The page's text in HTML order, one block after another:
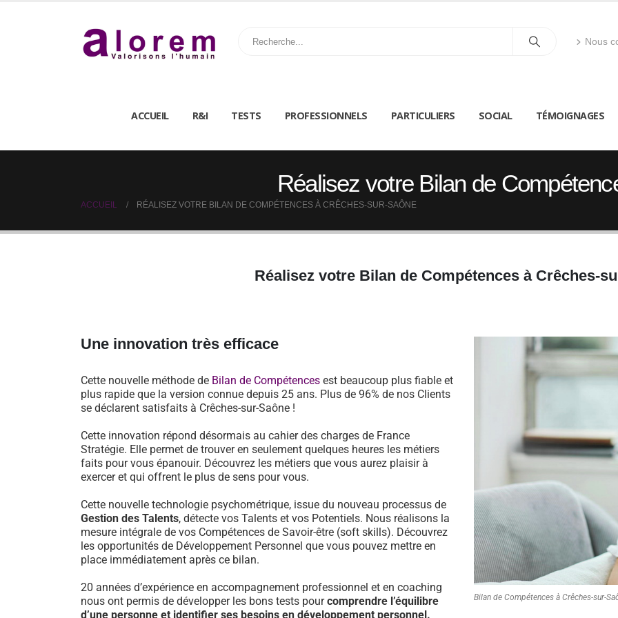
Nous
ACCUEIL R&I TESTS PROFESSIONNELS PARTICULIERS SOCIAL TÉMOIGNAGES
Réalisez votre Bilan de
ACCUEIL RÉALISEZ VOTRE BILAN DE COMPÉTENCES À CRÊCHES-SUR-SAÔNE
Réalisez votre Bilan de Compétences à Crêches-
Une innovation très efficace
Cette nouvelle méthode de Bilan de Compétences est beaucoup plus fiable et
plus rapide que la version connue depuis 25 ans. Plus de 96% de nos Clients
se déclarent satisfaits à Crêches-sur-Saône !
Cette innovation répond désormais au cahier des charges de France
Stratégie. Elle permet de trouver en seulement quelques heures les métiers
faits pour vous épanouir. Découvrez les métiers que vous aurez plaisir à
exercer et qui offrent le plus de sens pour vous.
Cette nouvelle technologie psychométrique, issue du nouveau processus de
Gestion des Talents, détecte vos Talents et vos Potentiels. Nous réalisons la
mesure intégrale de vos Compétences de Savoir-être (soft skills). Découvrez
les opportunités de Développement Personnel que vous pouvez mettre en
place immédiatement après ce bilan.
20 années d’expérience en accompagnement professionnel et en coaching
nous ont permis de développer les bons tests pourcomprendre l’équilibre
d’une personne et identifier ses besoins en développement personnel.
Bilan de Compétences à Crêches-sur-